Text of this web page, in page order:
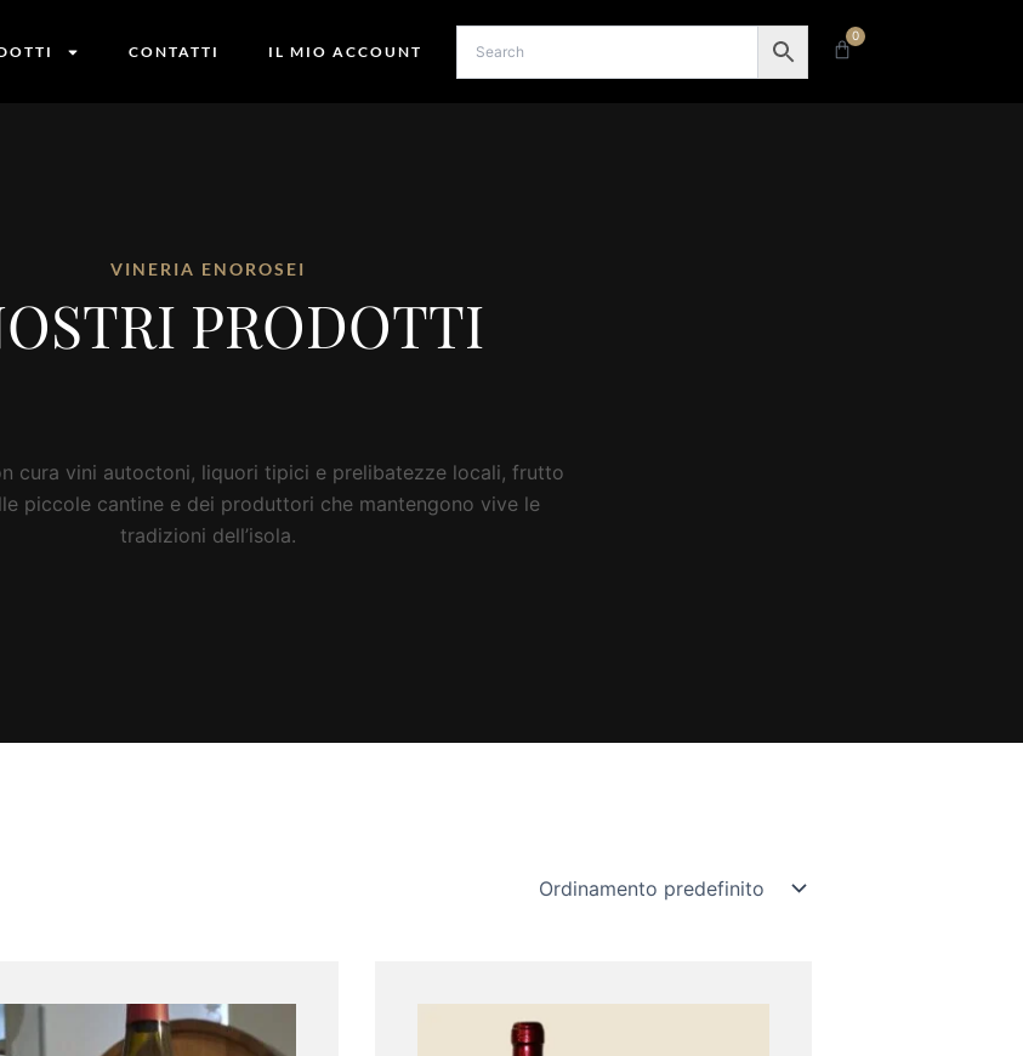
CONTATTI IL MIO ACCOUNT
0
Carrello
VINERIA ENOROSEI
PRODOTTI
cura vini autoctoni, liquori tipici e prelibatezze locali, frutto
piccole cantine e dei produttori che mantengono vive le
tradizioni dell’isola.